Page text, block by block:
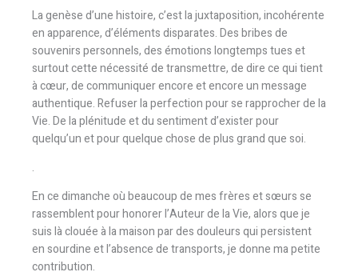
La genèse d’une histoire, c’est la juxtaposition, incohérente
en apparence, d’éléments disparates. Des bribes de
souvenirs personnels, des émotions longtemps tues et
surtout cette nécessité de transmettre, de dire ce qui tient
à cœur, de communiquer encore et encore un message
authentique. Refuser la perfection pour se rapprocher de la
Vie. De la plénitude et du sentiment d’exister pour
quelqu’un et pour quelque chose de plus grand que soi.
.
En ce dimanche où beaucoup de mes frères et sœurs se
rassemblent pour honorer l’Auteur de la Vie, alors que je
suis là clouée à la maison par des douleurs qui persistent
en sourdine et l’absence de transports, je donne ma petite
contribution.